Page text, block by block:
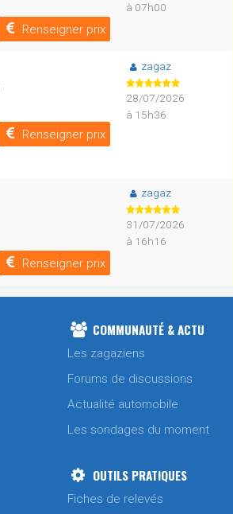
Renseigner prix
à 07h00
Renseigner prix
zagaz
28/07/2026
à 15h36
Renseigner prix
zagaz
31/07/2026
à 16h16
COMMUNAUTÉ & ACTU
Les zagaziens
Forums de discussions
Actualité automobile
Les sondages du moment
OUTILS PRATIQUES
Fiches de relevés